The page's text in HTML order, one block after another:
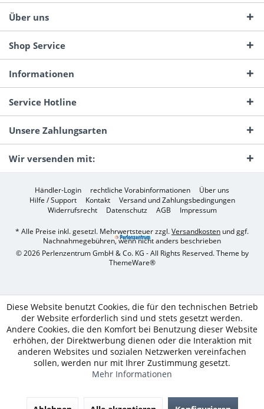
Über uns
Shop Service
Informationen
Service Hotline
Unsere Zahlungsarten
Wir versenden mit:
Händler-Login rechtliche Vorabinformationen
Über uns
Hilfe / Support
Kontakt
Versand und Zahlungsbedingungen
Widerrufsrecht
Datenschutz AGB Impressum
* Alle Preise inkl. gesetzl. Mehrwertsteuer zzgl.Versandkosten und ggf.
Nachnahmegebühren, wenn nicht anders beschrieben
© 2026 Perlenzentrum GmbH & Co. KG - All Rights Reserved. Theme by
ThemeWare®
Diese Website benutzt Cookies, die für den technischen Betrieb
der Website erforderlich sind und stets gesetzt werden.
Andere Cookies, die den Komfort bei Benutzung dieser Website
erhöhen, der Direktwerbung dienen oder die Interaktion mit
anderen Websites und sozialen Netzwerken vereinfachen
sollen, werden nur mit Ihrer Zustimmung gesetzt.
Mehr Informationen